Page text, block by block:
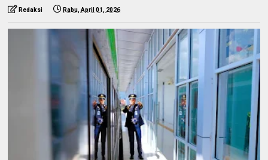
Redaksi Rabu, April 01, 2026